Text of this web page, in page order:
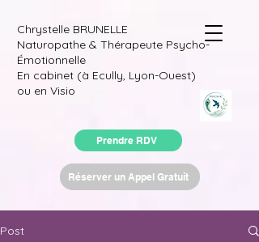
Chrystelle BRUNELLE
Naturopathe & Thérapeute Psycho-
Émotionnelle
En cabinet (à Ecully, Lyon-Ouest)
ou en Visio
Prendre RDV
Réserver un Appel Gratuit
Post